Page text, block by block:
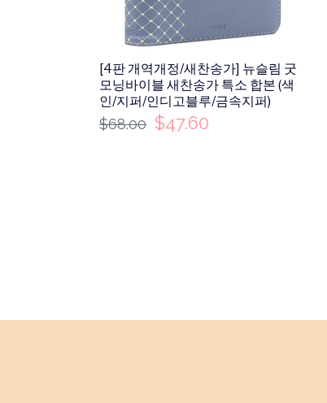
[4판 개역개정/새찬송가] 뉴슬림 굿
모닝바이블 새찬송가 특소 합본 (색
인/지퍼/인디고블루/금속지퍼)
$68.00 $47.60